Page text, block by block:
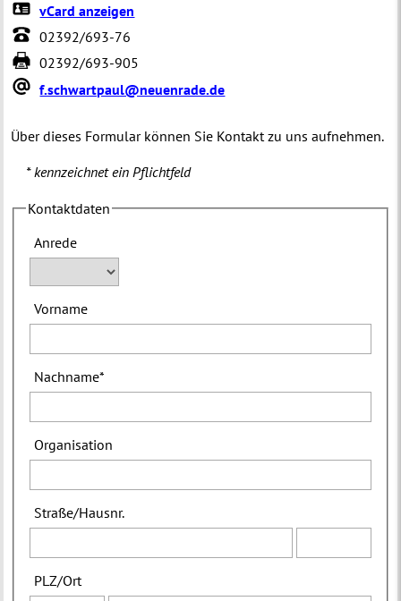
vCard anzeigen
02392/693-76
02392/693-905
f.schwartpaul@neuenrade.de
Über dieses Formular können Sie Kontakt zu uns aufnehmen.
* kennzeichnet ein Pflichtfeld
Kontaktdaten
Anrede
Vorname
Nachname*
Organisation
Straße/Hausnr.
PLZ/Ort